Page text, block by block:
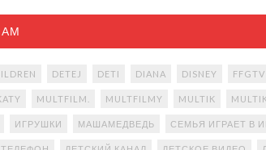
DETEJ DETI DIANA DISNEY FFGTV
MULTFILM. MULTFILMY MULTIK
ИГРУШКИ МАШАМЕДВЕДЬ СЕМЬЯ ИГРАЕТ В